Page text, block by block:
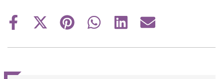
Share
Share
(Twitter)
Share
Share
Share
Share